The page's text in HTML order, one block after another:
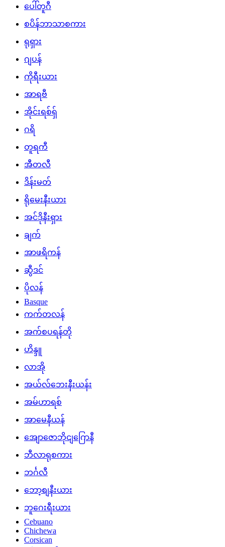
ပေါ်တူဂီ
စပိန်ဘာသာစကား
ရုရှား
ဂျပန်
ကိုရီးယား
အာရဗီ
အိုင်းရစ်ရှ်
ဂရိ
တူရကီ
အီတလီ
ဒိန်းမတ်
ရိုမေးနီးယား
အင်ဒိုနီးရှား
ချက်
အာဖရိကန်
ဆွီဒင်
ပိုလန်
Basque
ကက်တလန်
အက်စပရန်တို
ဟိန္ဒူ
လာအို
အယ်လ်ဘေးနီးယန်း
အမ်ဟာရစ်
အာမေနီယန်
အျောဇောဘိုငျဂြောနီ
ဘီလာရုစကား
ဘင်္ဂလီ
ဘော့စျနီးယား
ဘူဂေးရီးယား
Cebuano
Chichewa
Corsican